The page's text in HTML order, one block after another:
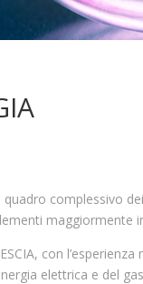
quadro complessivo
maggiormente
con
elettrica e del